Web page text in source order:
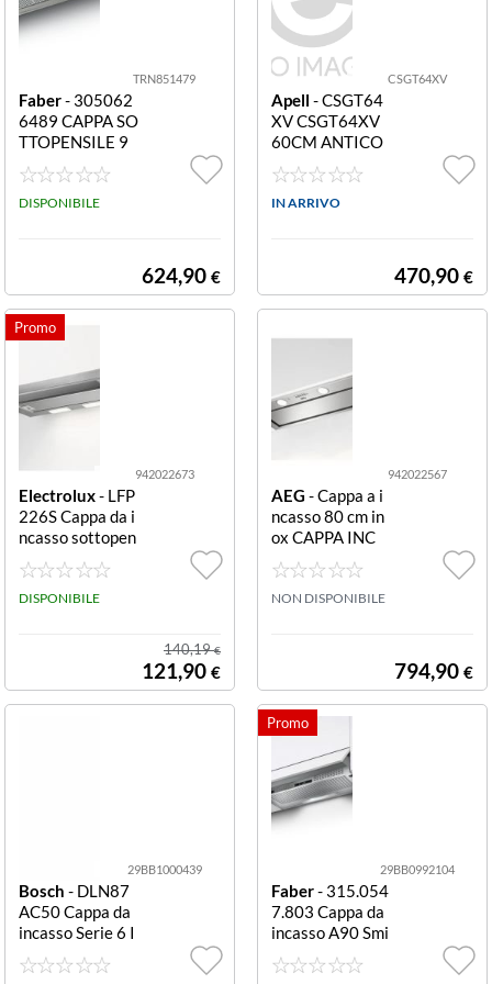
24 -
TRN851479
Faber- 305062
6489 CAPPA SO
TTOPENSILE 9
0CM IN-NOVA
ZERO DRIP A9
0
DISPONIBILE
624,90 €
CSGT64XV
Apell - CSGT64
XV CSGT64XV
60CM ANTICO
NDENSA
IN ARRIVO
470,90 €
942022673
Electrolux- LFP
226S Cappa da i
ncasso sottopen
sile 60 cm Inox
Classe C CAPPA
INC LFP226S 6
DISPONIBILE
140,19€
121,90 €
942022567
AEG - Cappa a i
ncasso 80 cm in
ox CAPPA INC
DGE5861HM 8
0CM 250W IN
OX
NON DISPONIBILE
794,90 €
29BB1000439
Bosch - DLN87
AC50 Cappa da
incasso Serie 6 I
nox Cappa incas
so Bosch DLN8
29BB0992104
Faber- 315.054
7.803 Cappa da
incasso A90 Smi
le 90 cm 152 SR
M LG A90 Smile